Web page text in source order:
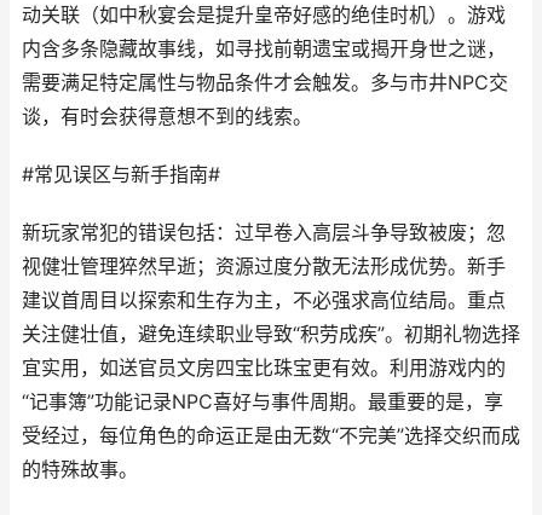
动关联（如中秋宴会是提升皇帝好感的绝佳时机）。游戏
内含多条隐藏故事线，如寻找前朝遗宝或揭开身世之谜，
需要满足特定属性与物品条件才会触发。多与市井NPC交
谈，有时会获得意想不到的线索。
#常见误区与新手指南#
新玩家常犯的错误包括：过早卷入高层斗争导致被废；忽
视健壮管理猝然早逝；资源过度分散无法形成优势。新手
建议首周目以探索和生存为主，不必强求高位结局。重点
关注健壮值，避免连续职业导致“积劳成疾”。初期礼物选择
宜实用，如送官员文房四宝比珠宝更有效。利用游戏内的
“记事簿”功能记录NPC喜好与事件周期。最重要的是，享
受经过，每位角色的命运正是由无数“不完美”选择交织而成
的特殊故事。